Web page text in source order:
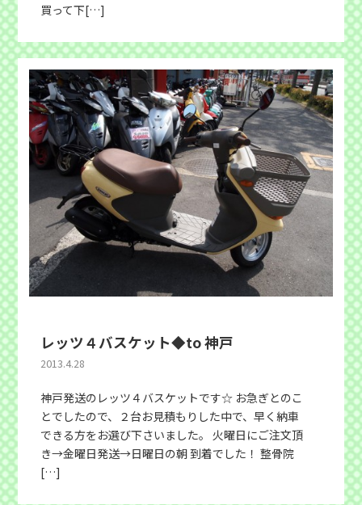
買って下[…]
レッツ４バスケット◆to 神戸
2013.4.28
神戸発送のレッツ４バスケットです☆ お急ぎとのこ
とでしたので、２台お見積もりした中で、早く納車
できる方をお選び下さいました。 火曜日にご注文頂
き→金曜日発送→日曜日の朝 到着でした！ 整骨院
[…]